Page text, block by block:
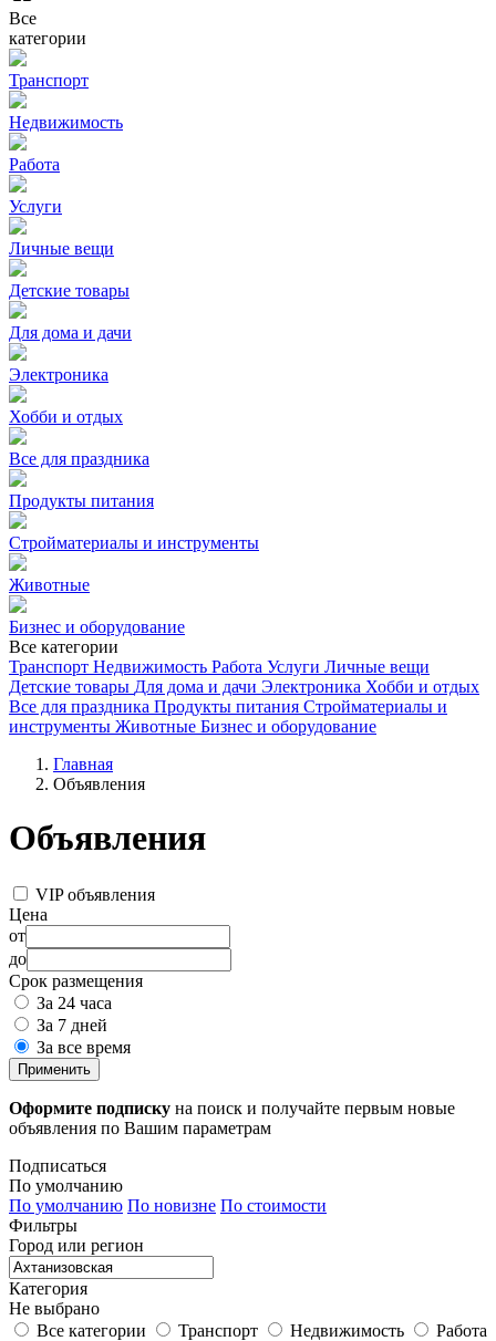
Все
категории
Транспорт
Недвижимость
Работа
Услуги
Личные вещи
Детские товары
Для дома и дачи
Электроника
Хобби и отдых
Все для праздника
Продукты питания
Стройматериалы и инструменты
Животные
Бизнес и оборудование
Все категории
Транспорт Недвижимость Работа Услуги Личные вещи
Детские товары Для дома и дачи Электроника Хобби и отдых
Все для праздника Продукты питания Стройматериалы и
инструменты Животные Бизнес и оборудование
Главная
Объявления
Объявления
VIP объявления
Цена
от
до
Срок размещения
За 24 часа
За 7 дней
За все время
Применить
Оформите подписку на поиск и получайте первым новые
объявления по Вашим параметрам
Подписаться
По умолчанию
По умолчанию По новизне По стоимости
Фильтры
Город или регион
Категория
Не выбрано
Все категории
Транспорт Недвижимость
Работа